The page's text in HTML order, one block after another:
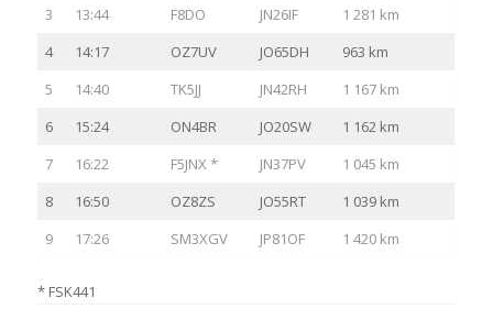
3
13:44 F8DO JN26IF
1 281 km
4
14:17 OZ7UV JO65DH
963 km
5
14:40 TK5JJ JN42RH
1 167 km
6
15:24 ON4BR JO20SW
1 162 km
7
16:22 F5JNX * JN37PV
1 045 km
8
16:50 OZ8ZS JO55RT
1 039 km
9
17:26 SM3XGV JP81OF 1 420 km
* FSK441